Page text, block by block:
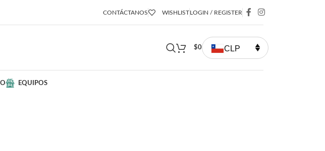
CONTÁCTANOS WISHLISTLOGIN / REGISTER
$0 CLP
EQUIPOS